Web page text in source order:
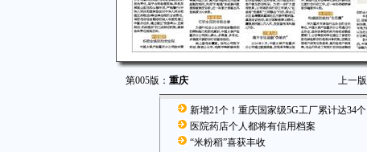
第005版： 重庆 上一版
新增21个！重庆国家级5G工厂累计达34个
医院药店个人都将有信用档案
“米粉稻”喜获丰收